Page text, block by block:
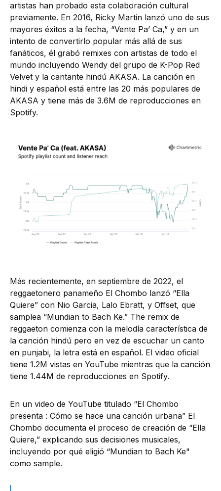
artistas han probado esta colaboración cultural
previamente. En 2016, Ricky Martin lanzó uno de sus
mayores éxitos a la fecha, “Vente Pa’ Ca,” y en un
intento de convertirlo popular más allá de sus
fanáticos, él grabó remixes con artistas de todo el
mundo incluyendo Wendy del grupo de K-Pop Red
Velvet y la cantante hindú AKASA. La canción en
hindi y español está entre las 20 más populares de
AKASA y tiene más de 3.6M de reproducciones en
Spotify.
Más recientemente, en septiembre de 2022, el
reggaetonero panameño El Chombo lanzó “Ella
Quiere” con Nio Garcia, Lalo Ebratt, y Offset, que
samplea “Mundian to Bach Ke.” The remix de
reggaeton comienza con la melodía característica de
la canción hindú pero en vez de escuchar un canto
en punjabi, la letra está en español. El video oficial
tiene 1.2M vistas en YouTube mientras que la canción
tiene 1.44M de reproducciones en Spotify.
En un video de YouTube titulado “El Chombo
presenta : Cómo se hace una canción urbana” El
Chombo documenta el proceso de creación de “Ella
Quiere,” explicando sus decisiones musicales,
incluyendo por qué eligió “Mundian to Bach Ke"
como sample.